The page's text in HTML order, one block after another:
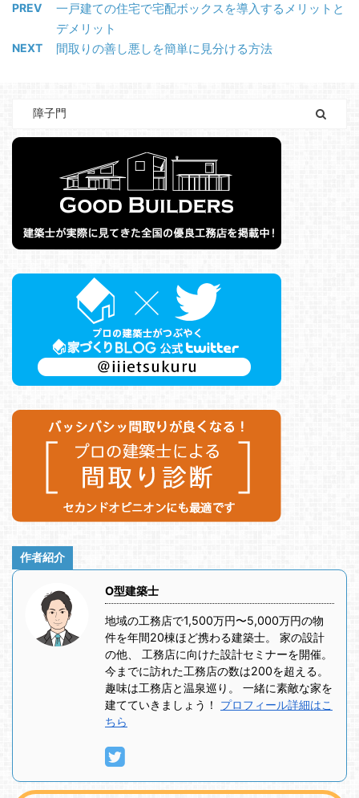
PREV
一戸建ての住宅で宅配ボックスを導入するメリットと
デメリット
NEXT 間取りの善し悪しを簡単に見分ける方法
作者紹介
O型建築士
地域の工務店で1,500万円〜5,000万円の物
件を年間20棟ほど携わる建築士。 家の設計
の他、 工務店に向けた設計セミナーを開催。
今までに訪れた工務店の数は200を超える。
趣味は工務店と温泉巡り。 一緒に素敵な家を
建てていきましょう！ プロフィール詳細はこ
ちら